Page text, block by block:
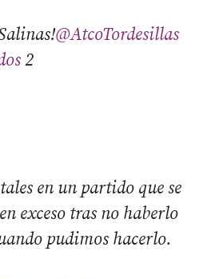
@AtcoTordesillas
2
en un partido que se
exceso tras no haberlo
pudimos hacerlo.